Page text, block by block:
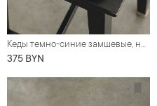
Кеды темно-синие замшевые, на коричневой подошве
375 BYN